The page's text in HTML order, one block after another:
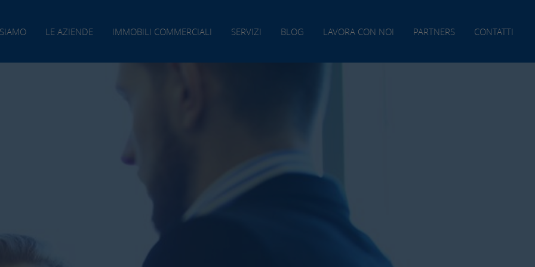
LE AZIENDE IMMOBILI COMMERCIALI SERVIZI BLOG LAVORA CON NOI PARTNERS CONTATTI